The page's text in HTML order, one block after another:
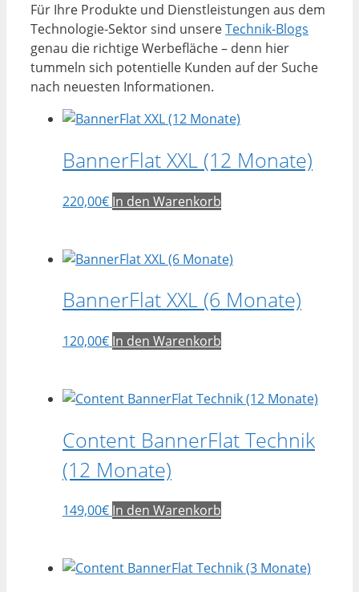
Für Ihre Produkte und Dienstleistungen aus dem
Technologie-Sektor sind unsereTechnik-Blogs
genau die richtige Werbefläche – denn hier
tummeln sich potentielle Kunden auf der Suche
nach neuesten Informationen.
BannerFlat XXL (12 Monate)
220,00€ In den Warenkorb
BannerFlat XXL (6 Monate)
120,00€ In den Warenkorb
Content BannerFlat Technik
(12 Monate)
149,00€ In den Warenkorb